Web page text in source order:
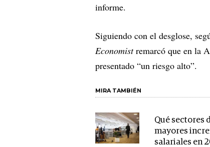
informe.
Siguiendo con el desglose,
Economistremarcó que en la
presentado “un riesgo alto”.
MIRA TAMBIÉN
Qué sectores
mayores
salariales en